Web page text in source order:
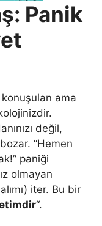
Panik
ama
değil,
“Hemen
paniği
olmayan
iter. Bu bir
“.